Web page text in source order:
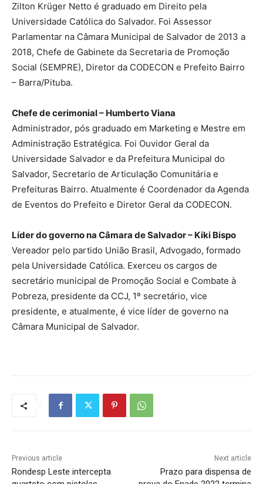
Zilton Krüger Netto é graduado em Direito pela
Universidade Católica do Salvador. Foi Assessor
Parlamentar na Câmara Municipal de Salvador de 2013 a
2018, Chefe de Gabinete da Secretaria de Promoção
Social (SEMPRE), Diretor da CODECON e Prefeito Bairro
– Barra/Pituba.
Chefe de cerimonial – Humberto Viana
Administrador, pós graduado em Marketing e Mestre em
Administração Estratégica. Foi Ouvidor Geral da
Universidade Salvador e da Prefeitura Municipal do
Salvador, Secretario de Articulação Comunitária e
Prefeituras Bairro. Atualmente é Coordenador da Agenda
de Eventos do Prefeito e Diretor Geral da CODECON.
Líder do governo na Câmara de Salvador – Kiki Bispo
Vereador pelo partido União Brasil, Advogado, formado
pela Universidade Católica. Exerceu os cargos de
secretário municipal de Promoção Social e Combate à
Pobreza, presidente da CCJ, 1º secretário, vice
presidente, e atualmente, é vice líder de governo na
Câmara Municipal de Salvador.
Previous article
Rondesp Leste intercepta
Next article
Prazo para dispensa de